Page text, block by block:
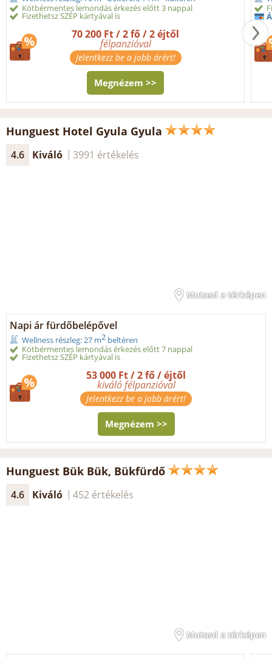
Kötbérmentes lemondás érkezés előtt 3 nappal
Fizethetsz SZÉP kártyával is
70 200 Ft / 2 fő / 2 éjtől
félpanzióval
Jelentkezz be a jobb árért!
Megnézem >>
Hunguest Hotel Gyula Gyula
4.6 Kiváló 3991 értékelés
Mutasd a térképen
Napi ár fürdőbelépővel
Wellness részleg: 27 m2 beltéren
Kötbérmentes lemondás érkezés előtt 7 nappal
Fizethetsz SZÉP kártyával is
53 000 Ft / 2 fő / éjtől
kiváló félpanzióval
Jelentkezz be a jobb árért!
Megnézem >>
Hunguest Bük Bük, Bükfürdő
4.6 Kiváló 452 értékelés
Mutasd a térképen